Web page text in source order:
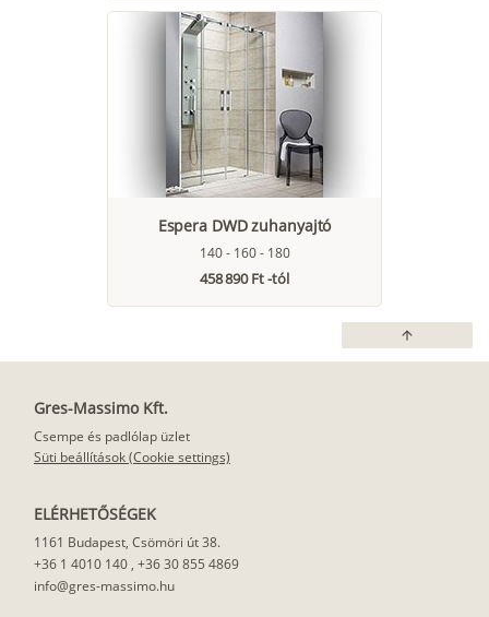
Espera DWD zuhanyajtó
140 - 160 - 180
458 890 Ft -tól
arrow_upward
Gres-Massimo Kft.
Csempe és padlólap üzlet
Süti beállítások (Cookie settings)
ELÉRHETŐSÉGEK
1161 Budapest, Csömöri út 38.
+36 1 4010 140, +36 30 855 4869
info@gres-massimo.hu